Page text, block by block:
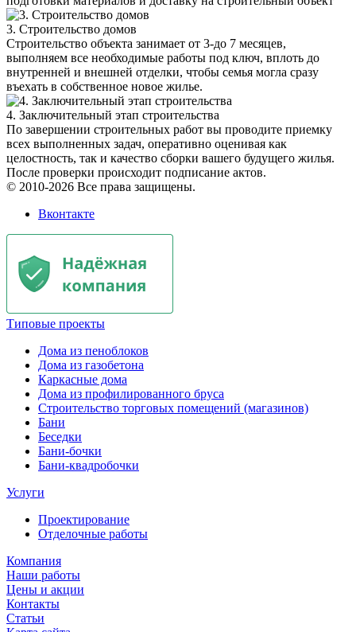
3. Строительство домов
Строительство объекта занимает от 3-до 7 месяцев,
выполняем все необходимые работы под ключ, вплоть до
внутренней и внешней отделки, чтобы семья могла сразу
въехать в собственное новое жилье.
4. Заключительный этап строительства
По завершении строительных работ вы проводите приемку
всех выполненных задач, оперативно оценивая как
целостность, так и качество сборки вашего будущего жилья.
После проверки происходит подписание актов.
© 2010-2026 Все права защищены.
Вконтакте
Типовые проекты
Дома из пеноблоков
Дома из газобетона
Каркасные дома
Дома из профилированного бруса
Строительство торговых помещений (магазинов)
Бани
Беседки
Бани-бочки
Бани-квадробочки
Услуги
Проектирование
Отделочные работы
Компания
Наши работы
Цены и акции
Контакты
Статьи